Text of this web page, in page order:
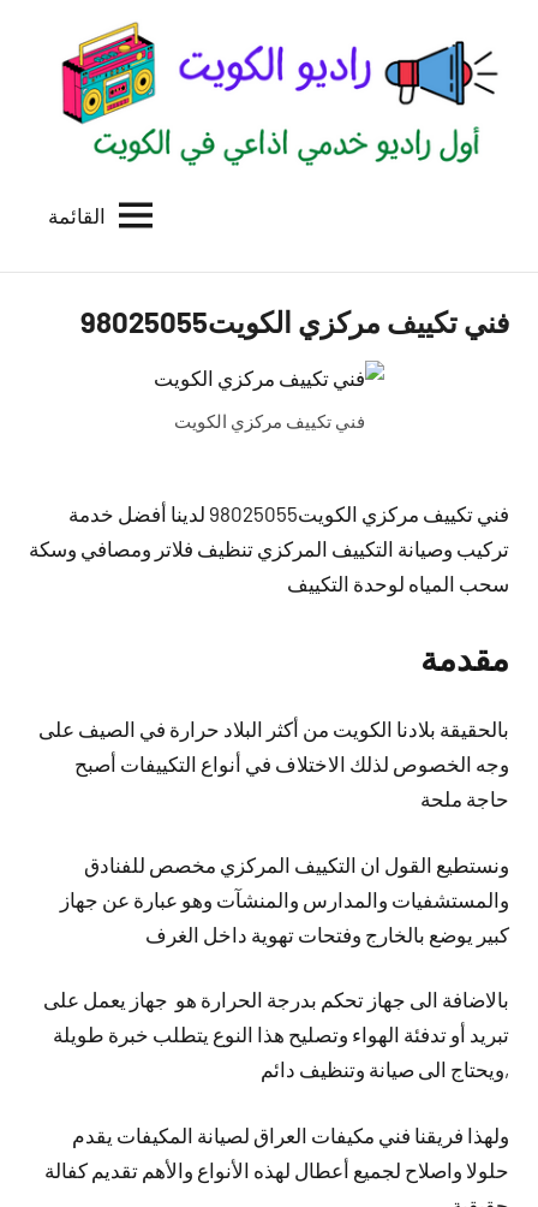
المحتوى
الكويت
للاعلانات
الخدمية
القائمة
فني تكييف مركزي الكويت98025055
فني تكييف مركزي الكويت
فني تكييف مركزي الكويت98025055 لدينا أفضل خدمة
تركيب وصيانة التكييف المركزي تنظيف فلاتر ومصافي وسكة
سحب المياه لوحدة التكييف
مقدمة
بالحقيقة بلادنا الكويت من أكثر البلاد حرارة في الصيف على
وجه الخصوص لذلك الاختلاف في أنواع التكييفات أصبح
حاجة ملحة
ونستطيع القول ان التكييف المركزي مخصص للفنادق
والمستشفيات والمدارس والمنشآت وهو عبارة عن جهاز
كبير يوضع بالخارج وفتحات تهوية داخل الغرف
بالاضافة الى جهاز تحكم بدرجة الحرارة هو جهاز يعمل على
تبريد أو تدفئة الهواء وتصليح هذا النوع يتطلب خبرة طويلة
,ويحتاج الى صيانة وتنظيف دائم
ولهذا فريقنا فني مكيفات العراق لصيانة المكيفات يقدم
حلولا واصلاح لجميع أعطال لهذه الأنواع والأهم تقديم كفالة